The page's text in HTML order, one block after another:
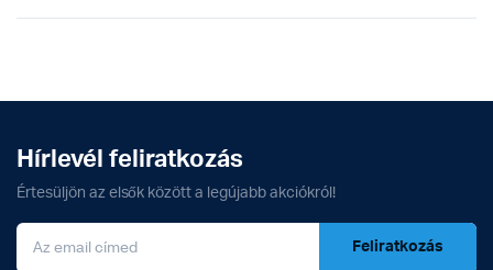
Hírlevél feliratkozás
Értesüljön az elsők között a legújabb akciókról!
Feliratkozás